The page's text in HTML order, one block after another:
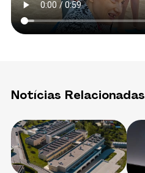
Notícias Relacionadas